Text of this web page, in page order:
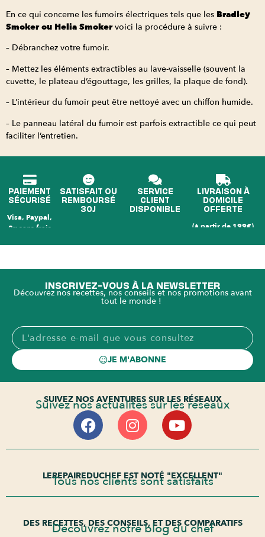
En ce qui concerne les fumoirs électriques tels que les Bradley
Smoker ou Helia Smokervoici la procédure à suivre :
– Débranchez votre fumoir.
– Mettez les éléments extractibles au lave-vaisselle (souvent la
cuvette, le plateau d’égouttage, les grilles, la plaque de fond).
– L’intérieur du fumoir peut être nettoyé avec un chiffon humide.
– Le panneau latéral du fumoir est parfois extractible ce qui peut
faciliter l’entretien.
PAIEMENT
SÉCURISÉ
Visa, Paypal,
3x sans frais
SATISFAIT OU
REMBOURSÉ
30J
SERVICE
CLIENT
DISPONIBLE
LIVRAISON À
DOMICILE
OFFERTE
(à partir de 199€)
INSCRIVEZ-VOUS À LA NEWSLETTER
Découvrez nos recettes, nos conseils et nos promotions avant
tout le monde !
JE M'ABONNE
SUIVEZ NOS AVENTURES SUR LES RÉSEAUX
Suivez nos actualités sur les réseaux
LEREPAIREDUCHEF EST NOTÉ "EXCELLENT"
Tous nos clients sont satisfaits
DES RECETTES, DES CONSEILS, ET DES COMPARATIFS
Découvrez notre blog du chef